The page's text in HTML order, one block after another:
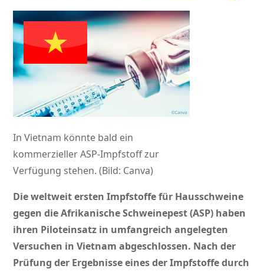
In Vietnam könnte bald ein
kommerzieller ASP-Impfstoff zur
Verfügung stehen. (Bild: Canva)
Die weltweit ersten Impfstoffe für Hausschweine
gegen die Afrikanische Schweinepest (ASP) haben
ihren Piloteinsatz in umfangreich angelegten
Versuchen in Vietnam abgeschlossen. Nach der
Prüfung der Ergebnisse eines der Impfstoffe durch